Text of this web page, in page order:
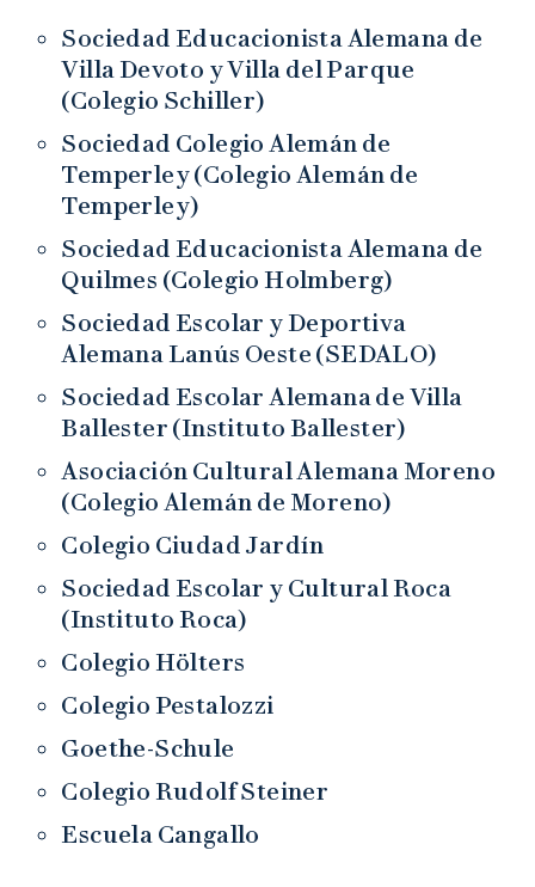
Sociedad Educacionista Alemana de
Villa Devoto y Villa del Parque
(Colegio Schiller)
Sociedad Colegio Alemán de
Temperley (Colegio Alemán de
Temperley)
Sociedad Educacionista Alemana de
Quilmes (Colegio Holmberg)
Sociedad Escolar y Deportiva
Alemana Lanús Oeste (SEDALO)
Sociedad Escolar Alemana de Villa
Ballester (Instituto Ballester)
Asociación Cultural Alemana Moreno
(Colegio Alemán de Moreno)
Colegio Ciudad Jardín
Sociedad Escolar y Cultural Roca
(Instituto Roca)
Colegio Hölters
Colegio Pestalozzi
Goethe-Schule
Colegio Rudolf Steiner
Escuela Cangallo